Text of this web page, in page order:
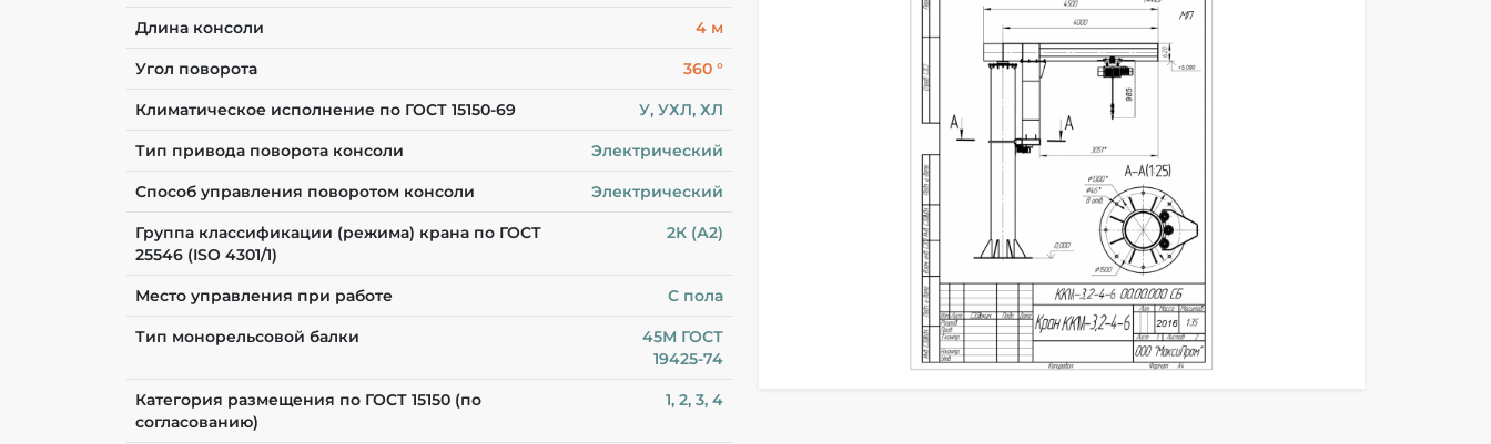
Длина консоли 4 м
Угол поворота 360 °
Климатическое исполнение по ГОСТ 15150-69 У, УХЛ, ХЛ
Тип привода поворота консоли Электрический
Способ управления поворотом консоли Электрический
Группа классификации (режима) крана по ГОСТ
25546 (ISO 4301/1)
2К (А2)
Место управления при работе С пола
Тип монорельсовой балки
45М ГОСТ
19425-74
Категория размещения по ГОСТ 15150 (по
согласованию)
1, 2, 3, 4